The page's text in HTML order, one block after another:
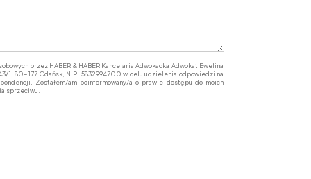
przez HABER & HABER Kancelaria Adwokacka Adwokat Ewelina
1, 80-177 Gdańsk, NIP: 5832994700 w celu udzielenia odpowiedzi na
Zostałem/am poinformowany/a o prawie dostępu do moich
sprzeciwu.